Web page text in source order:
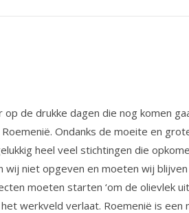
de drukke dagen die nog komen
Ondanks de moeite en
heel veel stichtingen die
niet opgeven en moeten wij
moeten starten ‘om de olievlek
werkveld verlaat. Roemenië is